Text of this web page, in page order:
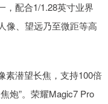
，配合1/1.28英寸业界
像、望远乃至微距等高
素潜望长焦，支持100倍
炮”。荣耀Magic7 Pro